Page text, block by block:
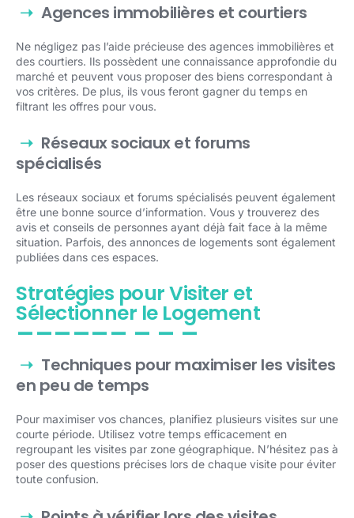
Agences immobilières et courtiers
Ne négligez pas l’aide précieuse des agences immobilières et
des courtiers. Ils possèdent une connaissance approfondie du
marché et peuvent vous proposer des biens correspondant à
vos critères. De plus, ils vous feront gagner du temps en
filtrant les offres pour vous.
Réseaux sociaux et forums
spécialisés
Les réseaux sociaux et forums spécialisés peuvent également
être une bonne source d’information. Vous y trouverez des
avis et conseils de personnes ayant déjà fait face à la même
situation. Parfois, des annonces de logements sont également
publiées dans ces espaces.
Stratégies pour Visiter et
Sélectionner le Logement
Techniques pour maximiser les visites
en peu de temps
Pour maximiser vos chances, planifiez plusieurs visites sur une
courte période. Utilisez votre temps efficacement en
regroupant les visites par zone géographique. N’hésitez pas à
poser des questions précises lors de chaque visite pour éviter
toute confusion.